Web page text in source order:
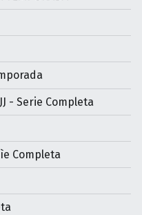
- Serie Completa
Completa